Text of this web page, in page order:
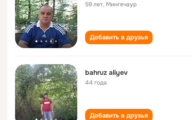
59 лет, Мингечаур
Добавить в друзья
bahruz aliyev
44 года
Добавить в друзья